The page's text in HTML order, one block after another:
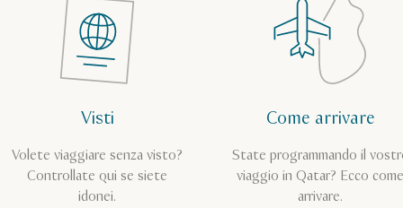
Visti
Volete viaggiare senza visto?
Controllate qui se siete
idonei.
Come arrivare
State programmando il
viaggio in Qatar? Ecco come
arrivare.